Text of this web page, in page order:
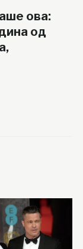
ова:
од